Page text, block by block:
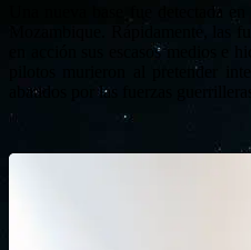
Una nueva base fue detectada
Mozambique. Rápidamente, las
en acción sus escasos medios e
pilotos murieron al pretender
abatidos por las fuerzas